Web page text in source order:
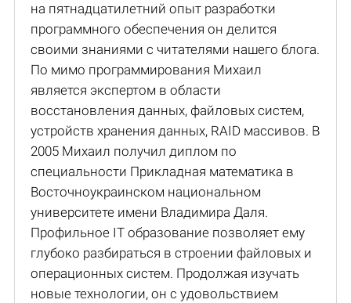
на пятнадцатилетний опыт разработки
программного обеспечения он делится
своими знаниями с читателями нашего блога.
По мимо программирования Михаил
является экспертом в области
восстановления данных, файловых систем,
устройств хранения данных, RAID массивов. В
2005 Михаил получил диплом по
специальности Прикладная математика в
Восточноукраинском национальном
университете имени Владимира Даля.
Профильное IT образование позволяет ему
глубоко разбираться в строении файловых и
операционных систем. Продолжая изучать
новые технологии, он с удовольствием